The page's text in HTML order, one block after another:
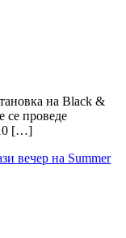
на Black &
проведе
[…]